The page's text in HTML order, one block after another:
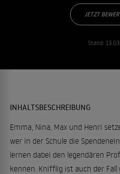
JETZT
Stand:
INHALTSBESCHREIBUNG
Emma, Nina, Max und Henri
wer in der Schule die
lernen dabei den legendären
kennen. Knifflig ist auch der